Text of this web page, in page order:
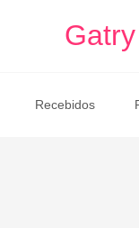
Gatry
Recebidos